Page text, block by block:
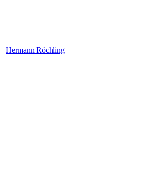
Hermann Röchling